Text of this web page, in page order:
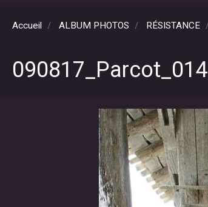
Accueil ALBUM PHOTOS RÉSISTANCE
090817_Parcot_014